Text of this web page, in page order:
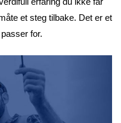
et steg tilbake. Det er et
for.